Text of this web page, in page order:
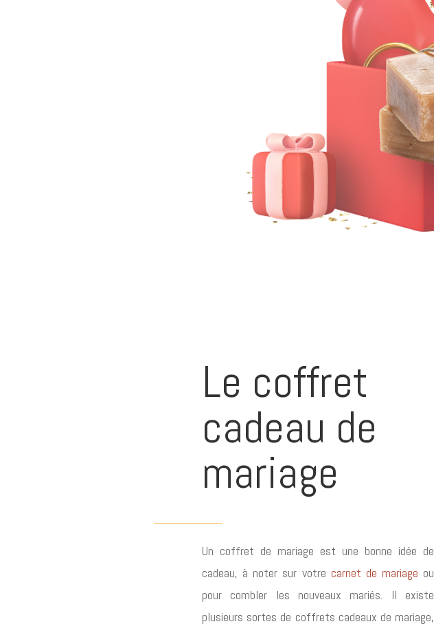
Le coffret
cadeau de
mariage
Un coffret de mariage est une bonne idée de
cadeau, à noter sur votre carnet de mariage ou
pour combler les nouveaux mariés. Il existe
plusieurs sortes de coffrets cadeaux de mariage,